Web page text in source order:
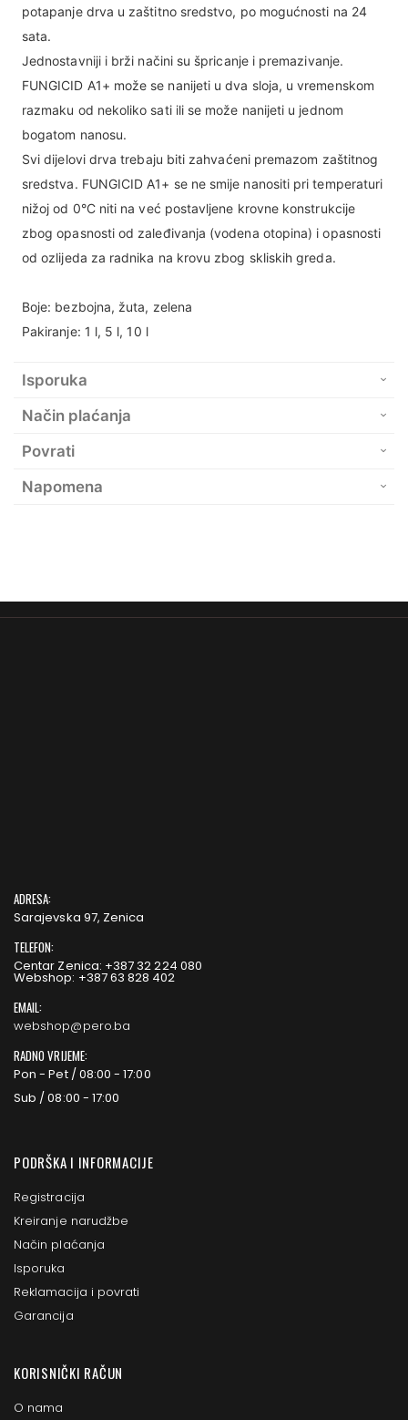
potapanje drva u zaštitno sredstvo, po mogućnosti na 24
sata.
Jednostavniji i brži načini su špricanje i premazivanje.
FUNGICID A1+ može se nanijeti u dva sloja, u vremenskom
razmaku od nekoliko sati ili se može nanijeti u jednom
bogatom nanosu.
Svi dijelovi drva trebaju biti zahvaćeni premazom zaštitnog
sredstva. FUNGICID A1+ se ne smije nanositi pri temperaturi
nižoj od 0°C niti na već postavljene krovne konstrukcije
zbog opasnosti od zaleđivanja (vodena otopina) i opasnosti
od ozlijeda za radnika na krovu zbog skliskih greda.
Boje: bezbojna, žuta, zelena
Pakiranje: 1 l, 5 l, 10 l
Isporuka
Način plaćanja
Povrati
Napomena
ADRESA:
Sarajevska 97, Zenica
TELEFON:
Centar Zenica: +387 32 224 080
Webshop: +387 63 828 402
EMAIL:
webshop@pero.ba
RADNO VRIJEME:
Pon - Pet / 08:00 - 17:00
Sub / 08:00 - 17:00
PODRŠKA I INFORMACIJE
Registracija
Kreiranje narudžbe
Način plaćanja
Isporuka
Reklamacija i povrati
Garancija
KORISNIČKI RAČUN
O nama